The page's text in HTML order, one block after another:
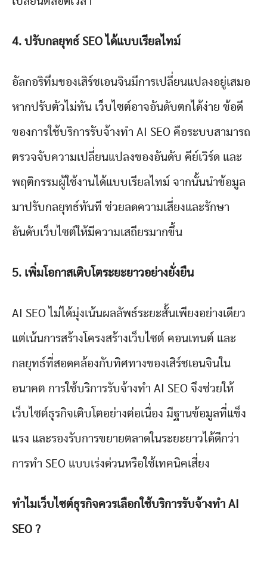
4. ปรับกลยุทธ์ SEO ได้แบบเรียลไทม์
อัลกอริทึมของเสิร์ชเอนจินมีการเปลี่ยนแปลงอยู่เสมอ
หากปรับตัวไม่ทัน เว็บไซต์อาจอันดับตกได้ง่าย ข้อดี
ของการใช้บริการรับจ้างทำ AI SEO คือระบบสามารถ
ตรวจจับความเปลี่ยนแปลงของอันดับ คีย์เวิร์ด และ
พฤติกรรมผู้ใช้งานได้แบบเรียลไทม์ จากนั้นนำข้อมูล
มาปรับกลยุทธ์ทันที ช่วยลดความเสี่ยงและรักษา
อันดับเว็บไซต์ให้มีความเสถียรมากขึ้น
5. เพิ่มโอกาสเติบโตระยะยาวอย่างยั่งยืน
AI SEO ไม่ได้มุ่งเน้นผลลัพธ์ระยะสั้นเพียงอย่างเดียว
แต่เน้นการสร้างโครงสร้างเว็บไซต์ คอนเทนต์ และ
กลยุทธ์ที่สอดคล้องกับทิศทางของเสิร์ชเอนจินใน
อนาคต การใช้บริการรับจ้างทำ AI SEO จึงช่วยให้
เว็บไซต์ธุรกิจเติบโตอย่างต่อเนื่อง มีฐานข้อมูลที่แข็ง
แรง และรองรับการขยายตลาดในระยะยาวได้ดีกว่า
การทำ SEO แบบเร่งด่วนหรือใช้เทคนิคเสี่ยง
ทำไมเว็บไซต์ธุรกิจควรเลือกใช้บริการรับจ้างทำ AI
SEO ?